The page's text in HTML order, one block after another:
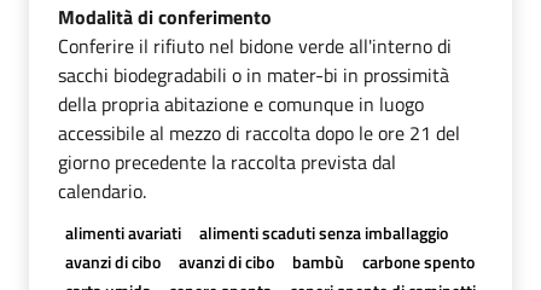
Modalità di conferimento
Conferire il rifiuto nel bidone verde all'interno di
sacchi biodegradabili o in mater-bi in prossimità
della propria abitazione e comunque in luogo
accessibile al mezzo di raccolta dopo le ore 21 del
giorno precedente la raccolta prevista dal
calendario.
alimenti avariati
alimenti scaduti senza imballaggio
avanzi di cibo
avanzi di cibo bambù
carbone spento